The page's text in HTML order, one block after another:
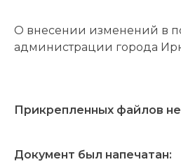
О внесении изменений в
администрации города
Прикрепленных файлов
Документ был напечатан: